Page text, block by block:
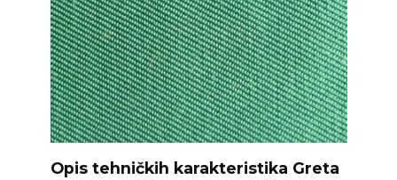
Opis tehničkih karakteristika Greta